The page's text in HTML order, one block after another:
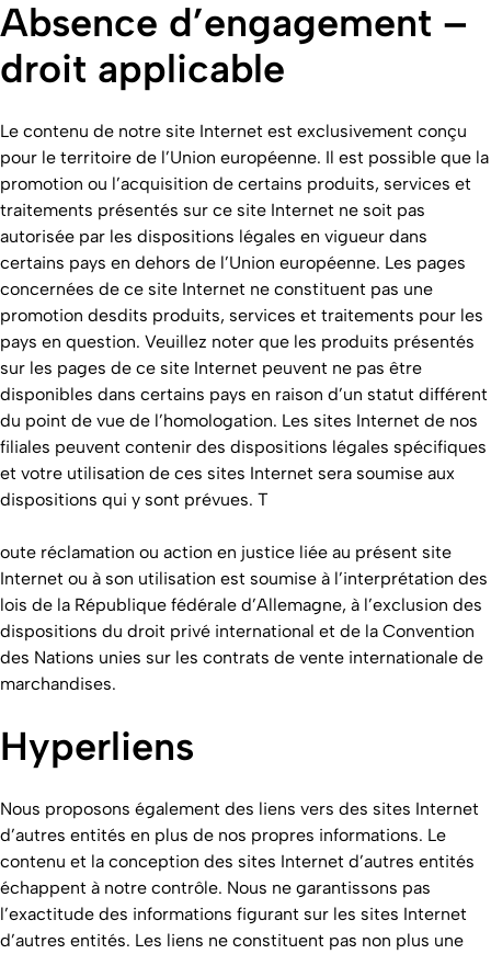
Absence d’engagement –
droit applicable
Le contenu de notre site Internet est exclusivement conçu
pour le territoire de l’Union européenne. Il est possible que la
promotion ou l’acquisition de certains produits, services et
traitements présentés sur ce site Internet ne soit pas
autorisée par les dispositions légales en vigueur dans
certains pays en dehors de l’Union européenne. Les pages
concernées de ce site Internet ne constituent pas une
promotion desdits produits, services et traitements pour les
pays en question. Veuillez noter que les produits présentés
sur les pages de ce site Internet peuvent ne pas être
disponibles dans certains pays en raison d’un statut différent
du point de vue de l’homologation. Les sites Internet de nos
filiales peuvent contenir des dispositions légales spécifiques
et votre utilisation de ces sites Internet sera soumise aux
dispositions qui y sont prévues. T
oute réclamation ou action en justice liée au présent site
Internet ou à son utilisation est soumise à l’interprétation des
lois de la République fédérale d’Allemagne, à l’exclusion des
dispositions du droit privé international et de la Convention
des Nations unies sur les contrats de vente internationale de
marchandises.
Hyperliens
Nous proposons également des liens vers des sites Internet
d’autres entités en plus de nos propres informations. Le
contenu et la conception des sites Internet d’autres entités
échappent à notre contrôle. Nous ne garantissons pas
l’exactitude des informations figurant sur les sites Internet
d’autres entités. Les liens ne constituent pas non plus une